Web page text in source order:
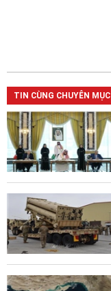
TIN CÙNG CHUYÊN MỤC